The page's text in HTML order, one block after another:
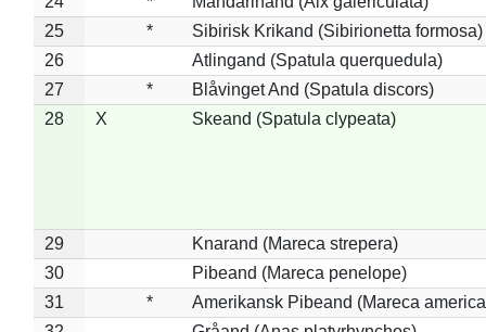
25
*
Sibirisk Krikand (Sibirionetta formosa)
26
Atlingand (Spatula querquedula)
27
*
Blåvinget And (Spatula discors)
28
X Skeand (Spatula clypeata)
29
Knarand (Mareca strepera)
30
Pibeand (Mareca penelope)
31
*
Amerikansk Pibeand (Mareca